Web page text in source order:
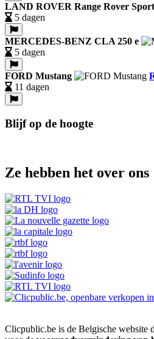
LAND ROVER Range Rover Sport
5 dagen
MERCEDES-BENZ CLA 250 e
5 dagen
FORD Mustang
11 dagen
Blijf op de hoogte
Ze hebben het over ons
Clicpublic.be is de Belgische website